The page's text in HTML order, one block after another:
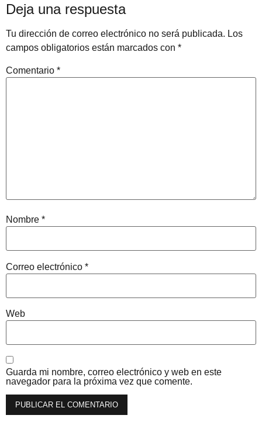
Deja una respuesta
Tu dirección de correo electrónico no será publicada. Los
campos obligatorios están marcados con *
Comentario *
Nombre *
Correo electrónico *
Web
Guarda mi nombre, correo electrónico y web en este
navegador para la próxima vez que comente.